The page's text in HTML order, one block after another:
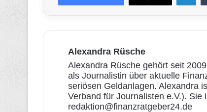
Alexandra Rüsche
Alexandra Rüsche gehört seit
als Journalistin über aktuelle
seriösen Geldanlagen. Alexandra
Verband für Journalisten e.V.).
redaktion@finanzratgeber24.de